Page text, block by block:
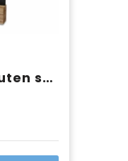
Krijtbord in houten standaard